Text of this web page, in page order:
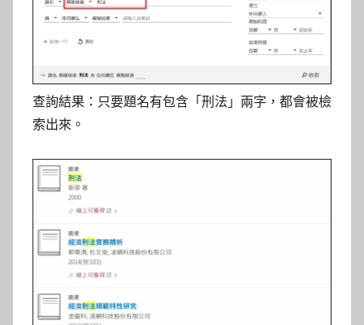
查詢結果：只要題名有包含「刑法」兩字，都會被檢
索出來。